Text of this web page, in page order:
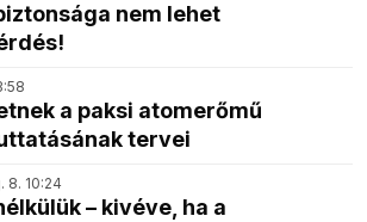
nem lehet
a paksi atomerőmű
tervei
8. 10:24
– kivéve, ha a